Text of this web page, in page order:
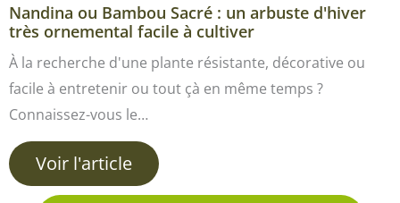
Nandina ou Bambou Sacré : un arbuste d'hiver
très ornemental facile à cultiver
À la recherche d'une plante résistante, décorative ou
facile à entretenir ou tout çà en même temps ?
Connaissez-vous le…
Voir l'article